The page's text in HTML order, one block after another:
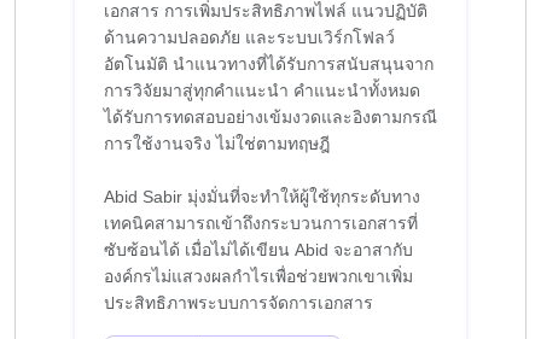
เอกสาร การเพิ่มประสิทธิภาพไฟล์ แนวปฏิบัติ
ด้านความปลอดภัย และระบบเวิร์กโฟลว์
อัตโนมัติ นำแนวทางที่ได้รับการสนับสนุนจาก
การวิจัยมาสู่ทุกคำแนะนำ คำแนะนำทั้งหมด
ได้รับการทดสอบอย่างเข้มงวดและอิงตามกรณี
การใช้งานจริง ไม่ใช่ตามทฤษฎี
Abid Sabir มุ่งมั่นที่จะทำให้ผู้ใช้ทุกระดับทาง
เทคนิคสามารถเข้าถึงกระบวนการเอกสารที่
ซับซ้อนได้ เมื่อไม่ได้เขียน Abid จะอาสากับ
องค์กรไม่แสวงผลกำไรเพื่อช่วยพวกเขาเพิ่ม